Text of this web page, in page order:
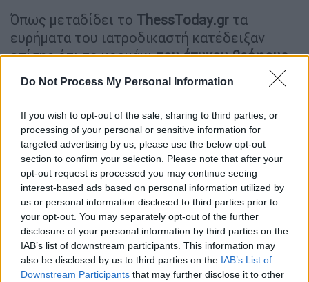
Do Not Process My Personal Information
If you wish to opt-out of the sale, sharing to third parties, or
processing of your personal or sensitive information for
targeted advertising by us, please use the below opt-out
section to confirm your selection. Please note that after your
opt-out request is processed you may continue seeing
interest-based ads based on personal information utilized by
us or personal information disclosed to third parties prior to
your opt-out. You may separately opt-out of the further
disclosure of your personal information by third parties on the
IAB’s list of downstream participants. This information may
also be disclosed by us to third parties on the IAB’s List of
Downstream Participants that may further disclose it to other
Όπως μεταδίδει το ThessToday.gr τα
ευρήματα του ιατροδικαστή κατέδειξαν
επίσης ότι το κορμάκιτου άτυχου βρέφους
έφερε δαγκωματιές όταν ήταν ήδη
νεκρό, με
συνέπεια τηναπώλεια μυϊκής μάζας
Σημειώνεται ότι η 29χρονη που μένει στον
Σταυρό Αλεξάνδρειαςφαίνεται πως το
προηγούμενο διάστημα είχε διαμάχη με τον
πατέρα του παιδιού, ο οποίος σύμφωνα με
μαρτυρίες ντόπιων κατοίκων προσπαθούσε
να πάρει την επιμέλεια του βρέφους.